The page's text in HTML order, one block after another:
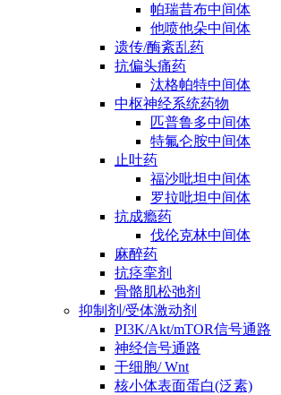
帕瑞昔布中间体
他喷他朵中间体
遗传/酶紊乱药
抗偏头痛药
汰格帕特中间体
中枢神经系统药物
匹普鲁多中间体
特氟仑胺中间体
止吐药
福沙吡坦中间体
罗拉吡坦中间体
抗成瘾药
伐伦克林中间体
麻醉药
抗痉挛剂
骨骼肌松弛剂
抑制剂/受体激动剂
PI3K/Akt/mTOR信号通路
神经信号通路
干细胞/ Wnt
核小体表面蛋白(泛素)